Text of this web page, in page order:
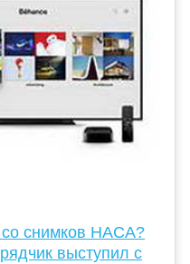
со снимков НАСА?
выступил с